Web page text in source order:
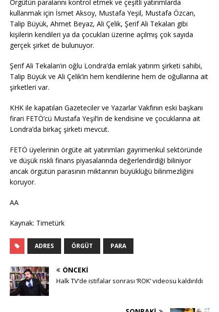
Örgütün paralarını kontrol etmek ve çeşitli yatırımlarda
kullanmak için İsmet Aksoy, Mustafa Yeşil, Mustafa Özcan,
Talip Büyük, Ahmet Beyaz, Ali Çelik, Şerif Ali Tekalan gibi
kişilerin kendileri ya da çocukları üzerine açılmış çok sayıda
gerçek şirket de bulunuyor.
Şerif Ali Tekalan’ın oğlu Londra’da emlak yatırım şirketi sahibi,
Talip Büyük ve Ali Çelik’in hem kendilerine hem de oğullarına ait
şirketleri var.
KHK ile kapatılan Gazeteciler ve Yazarlar Vakfının eski başkanı
firari FETÖ’cü Mustafa Yeşil’in de kendisine ve çocuklarına ait
Londra’da birkaç şirketi mevcut.
FETÖ üyelerinin örgüte ait yatırımları gayrimenkul sektöründe
ve düşük riskli finans piyasalarında değerlendirdiği biliniyor
ancak örgütün parasının miktarının büyüklüğü bilinmezliğini
koruyor.
AA
Kaynak: Timetürk
ADRES ÖRGÜT PARA
ÖNCEKI
Halk TV’de istifalar sonrası ‘ROK’ videosu kaldırıldı